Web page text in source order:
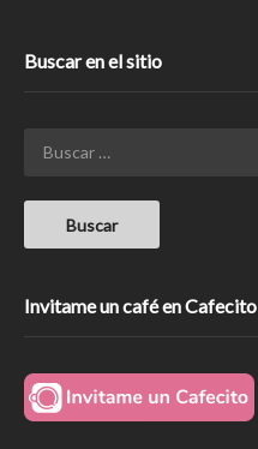
Buscar en el sitio
Invitame un café en Cafecito